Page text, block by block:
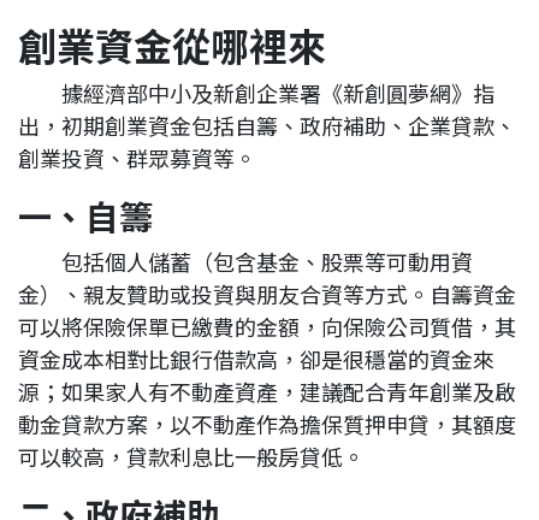
創業資金從哪裡來
據經濟部中小及新創企業署《新創圓夢網》指
出，初期創業資金包括自籌、政府補助、企業貸款、
創業投資、群眾募資等。
一、自籌
包括個人儲蓄（包含基金、股票等可動用資
金）、親友贊助或投資與朋友合資等方式。自籌資金
可以將保險保單已繳費的金額，向保險公司質借，其
資金成本相對比銀行借款高，卻是很穩當的資金來
源；如果家人有不動產資產，建議配合青年創業及啟
動金貸款方案，以不動產作為擔保質押申貸，其額度
可以較高，貸款利息比一般房貸低。